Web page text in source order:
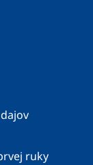
ruky